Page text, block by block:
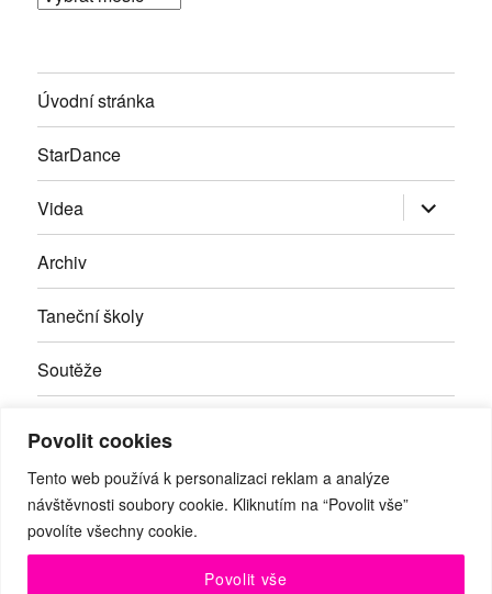
Povolit cookies
Tento web používá k personalizaci reklam a analýze
návštěvnosti soubory cookie. Kliknutím na “Povolit vše”
povolíte všechny cookie.
Povolit vše
Úvodní stránka
StarDance
Videa Zobrazit
položky
Archiv
Taneční školy
Soutěže
Kontakty
Facebook
RSS Youtube